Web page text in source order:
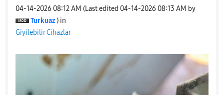
‎04-14-2026 08:12 AM (Last edited ‎04-14-2026 08:13 AM by
Turkuaz ) in
Giyilebilir Cihazlar